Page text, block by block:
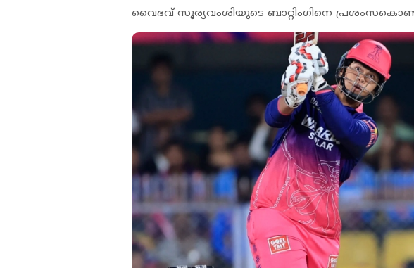
വൈഭവ് സൂര്യവംശിയുടെ ബാറ്റിംഗിനെ